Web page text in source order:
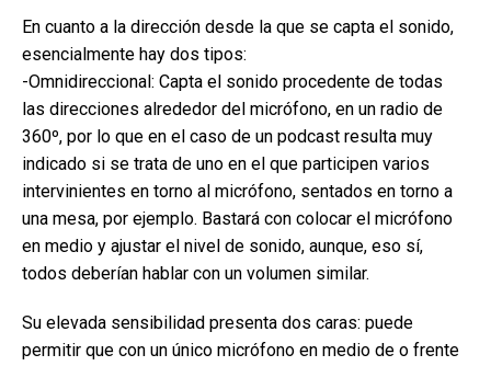
En cuanto a la dirección desde la que se capta el sonido,
esencialmente hay dos tipos:
-Omnidireccional: Capta el sonido procedente de todas
las direcciones alrededor del micrófono, en un radio de
360º, por lo que en el caso de un podcast resulta muy
indicado si se trata de uno en el que participen varios
intervinientes en torno al micrófono, sentados en torno a
una mesa, por ejemplo. Bastará con colocar el micrófono
en medio y ajustar el nivel de sonido, aunque, eso sí,
todos deberían hablar con un volumen similar.
Su elevada sensibilidad presenta dos caras: puede
permitir que con un único micrófono en medio de o frente